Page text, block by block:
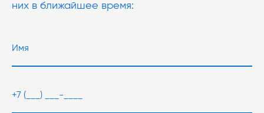
них в ближайшее время: